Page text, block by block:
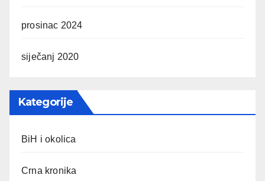
prosinac 2024
siječanj 2020
Kategorije
BiH i okolica
Crna kronika